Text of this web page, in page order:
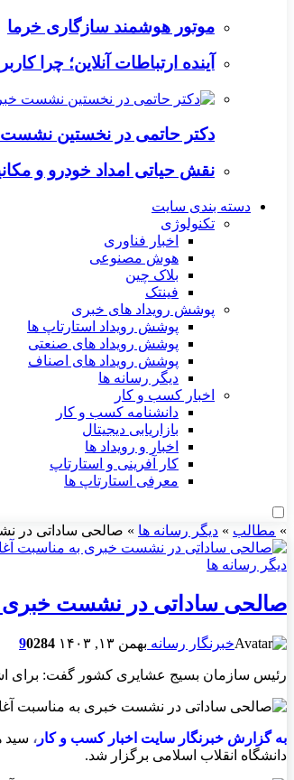
موتور هوشمند سازگاری خرما
آینده ارتباطات آنلاین؛ چرا
دکتر حاتمی در نخستین
نقش حیاتی امداد خودرو و
دسته بندی سایت
تکنولوژی
اخبار فناوری
هوش مصنوعی
بلاک چین
فینتک
پوشش رویداد های خبری
پوشش رویداد استارتاپ ها
پوشش رویداد های صنعتی
پوشش رویداد های اصناف
دیگر رسانه ها
اخبار کسب و کار
دانشنامه کسب و کار
بازاریابی دیجیتال
اخبار و رویداد ها
کار آفرینی و استارتاپ
معرفی استارتاپ ها
» مطالب » دیگر رسانه ها » صالحی ساداتی در
دیگر رسانه ها
صالحی ساداتی در نشست خبری
خبرنگار رسانه بهمن ۱۳, ۱۴۰۳ 90284
رئیس سازمان بسیج عشایری کشور گفت: برای اشتغال جامعه عشایر ۱۵۰ میلیون تومان در نظر گرفته شده که این رقم برای
به گزارش خبرنگار سايت اخبار کسب و کار ،
دانشگاه انقلاب اسلامی برگزار شد.